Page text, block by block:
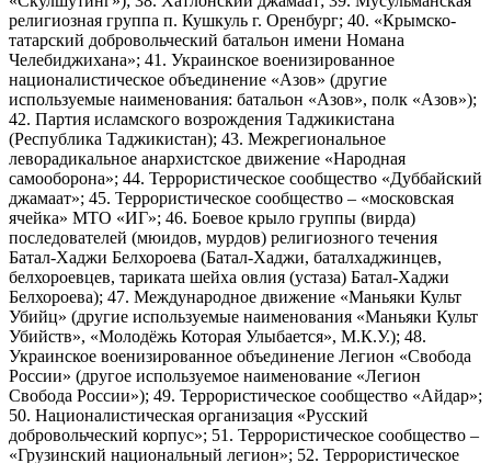
религиозная группа п. Кушкуль г. Оренбург; 40. «Крымско-
татарский добровольческий батальон имени Номана
Челебиджихана»; 41. Украинское военизированное
националистическое объединение «Азов» (другие
используемые наименования: батальон «Азов», полк «Азов»);
42. Партия исламского возрождения Таджикистана
(Республика Таджикистан); 43. Межрегиональное
леворадикальное анархистское движение «Народная
самооборона»; 44. Террористическое сообщество «Дуббайский
джамаат»; 45. Террористическое сообщество – «московская
ячейка» МТО «ИГ»; 46. Боевое крыло группы (вирда)
последователей (мюидов, мурдов) религиозного течения
Батал-Хаджи Белхороева (Батал-Хаджи, баталхаджинцев,
белхороевцев, тариката шейха овлия (устаза) Батал-Хаджи
Белхороева); 47. Международное движение «Маньяки Культ
Убийц» (другие используемые наименования «Маньяки Культ
Убийств», «Молодёжь Которая Улыбается», М.К.У.); 48.
Украинское военизированное объединение Легион «Свобода
России» (другое используемое наименование «Легион
Свобода России»); 49. Террористическое сообщество «Айдар»;
50. Националистическая организация «Русский
добровольческий корпус»; 51. Террористическое сообщество –
«Грузинский национальный легион»; 52. Террористическое